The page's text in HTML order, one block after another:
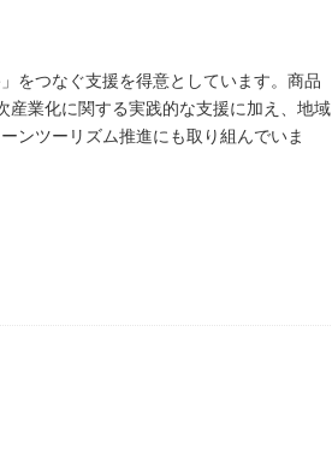
をつなぐ支援を得意としています。商品
産業化に関する実践的な支援に加え、地域
ンツーリズム推進にも取り組んでいま
口を結び付け、持続可能な地域づくりに